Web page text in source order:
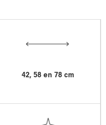
42, 58 en 78 cm